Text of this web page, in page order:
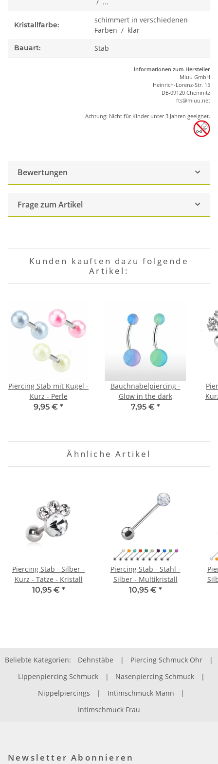
Kristallfarbe:
schimmert in verschiedenen
Farben / klar
Bauart: Stab
Informationen zum Hersteller
Miuu GmbH
Heinrich-Lorenz-Str. 15
DE-09120 Chemnitz
fts@miuu.net
Achtung: Nicht für Kinder unter 3 Jahren geeignet.
Bewertungen
Frage zum Artikel
Kunden kauften dazu folgende
Artikel:
Piercing Stab mit Kugel -
Kurz - Perle
9,95 € *
Bauchnabelpiercing -
Glow in the dark
7,95 € *
Ähnliche Artikel
Piercing Stab - Silber -
Kurz - Tatze - Kristall
10,95 € *
Piercing Stab - Stahl -
Silber - Multikristall
10,95 € *
Beliebte Kategorien: Dehnstäbe | Piercing Schmuck Ohr
|
Lippenpiercing Schmuck
| Nasenpiercing Schmuck
|
Nippelpiercings
| Intimschmuck Mann
|
Intimschmuck Frau
Newsletter Abonnieren